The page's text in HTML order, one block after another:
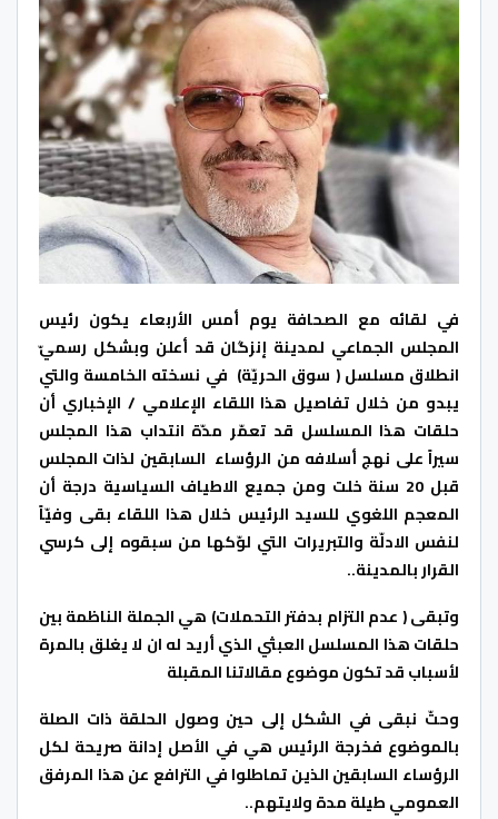
في لقائه مع الصحافة يوم أمس الأربعاء يكون رئيس
المجلس الجماعي لمدينة إنزگان قد أعلن وبشكل رسميّ
انطلاق مسلسل ( سوق الحريّة) في نسخته الخامسة والتي
يبدو من خلال تفاصيل هذا اللقاء الإعلامي / الإخباري أن
حلقات هذا المسلسل قد تعمّر مدّة انتداب هذا المجلس
سيراً على نهج أسلافه من الرؤساء السابقين لذات المجلس
قبل 20 سنة خلت ومن جميع الاطياف السياسية درجة أن
المعجم اللغوي للسيد الرئيس خلال هذا اللقاء بقى وفيّاً
لنفس الادلّة والتبريرات التي لوّكها من سبقوه إلى كرسي
القرار بالمدينة..
وتبقى ( عدم التزام بدفتر التحملات) هي الجملة الناظمة بين
حلقات هذا المسلسل العبثي الذي أريد له ان لا يغلق بالمرة
لأسباب قد تكون موضوع مقالاتنا المقبلة
وحتّ نبقى في الشكل إلى حين وصول الحلقة ذات الصلة
بالموضوع فخرجة الرئيس هي في الأصل إدانة صريحة لكل
الرؤساء السابقين الذين تماطلوا في الترافع عن هذا المرفق
العمومي طيلة مدة ولايتهم..